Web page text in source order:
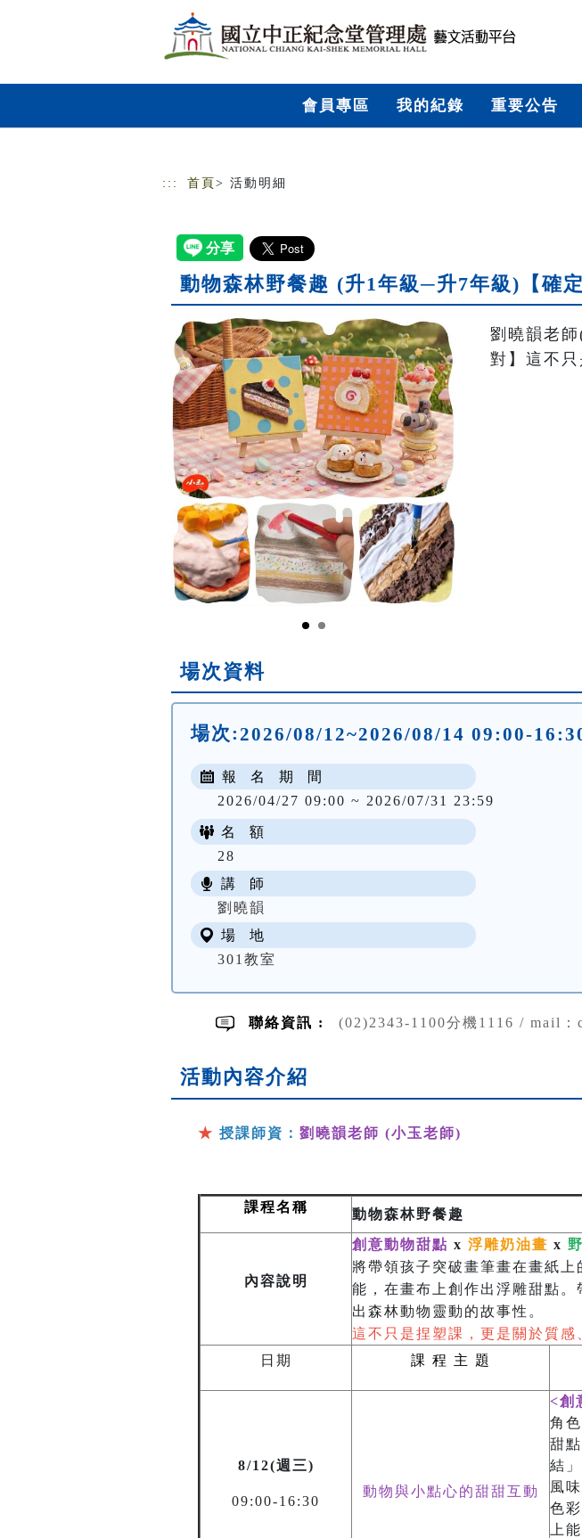
會員專區 我的紀錄 重要公告
::: 首頁 > 活動明細
動物森林野餐趣 (升1年級─升7年級)【確定
劉曉韻老
對】這不
場次資料
場次:2026/08/12~2026/08/14 09:00-
報 名 期 間
2026/04/27 09:00 ~ 2026/07/31 23:59
名 額
28
講 師
劉曉韻
場 地
301教室
聯絡資訊 : (02)2343-1100分機1116 / mail：
活動內容介紹
★ 授課師資： 劉曉韻老師 (小玉老師)
課程名稱 動物森林野餐趣
內容說明
創意動物甜點 x 浮雕奶油畫 x
將帶領孩子突破畫筆畫在畫紙
能，在畫布上創作出浮雕甜點
出森林動物靈動的故事性。
這不只是捏塑課，更是關於質感
日期
課 程 主 題
8/12(週三)
09:00-16:30
動物與小點心的甜甜互動
<創
角
甜
結」
風
色
上